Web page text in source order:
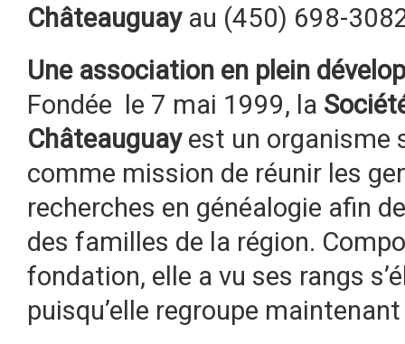
Châteauguayau (450) 698-
Une association en plein
Fondée le 7 mai 1999, la
Châteauguayest un organisme
comme mission de réunir les
recherches en généalogie afin
des familles de la région.
fondation, elle a vu ses rangs
puisqu’elle regroupe